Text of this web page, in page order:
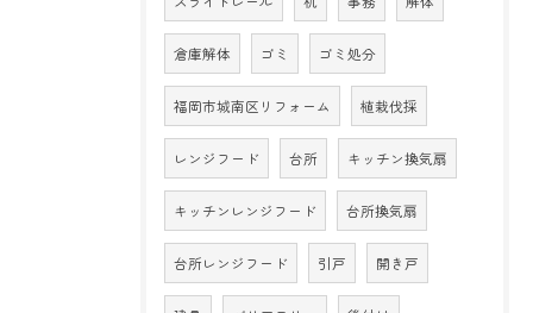
倉庫解体 ゴミ ゴミ処分
福岡市城南区リフォーム 植栽伐採
レンジフード 台所 キッチン換気扇
キッチンレンジフード 台所換気扇
台所レンジフード 引戸 開き戸